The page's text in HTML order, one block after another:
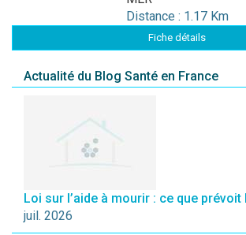
Distance : 1.17 Km
Fiche détails
Actualité du Blog Santé en France
Loi sur l’aide à mourir : ce que
juil. 2026